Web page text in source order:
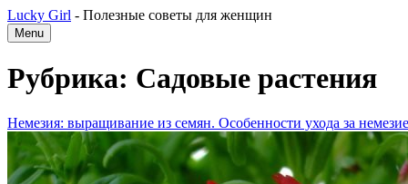
Lucky Girl - Полезные советы для женщин
Menu
Рубрика: Садовые растения
Немезия: выращивание из семян. Особенности ухода за